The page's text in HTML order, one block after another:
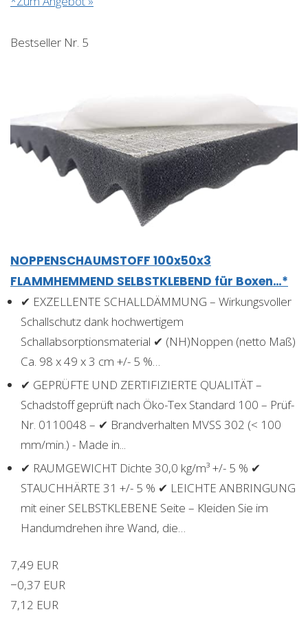
Bestseller Nr. 5
NOPPENSCHAUMSTOFF 100x50x3
FLAMMHEMMEND SELBSTKLEBEND für Boxen…*
✔ EXZELLENTE SCHALLDÄMMUNG – Wirkungsvoller
Schallschutz dank hochwertigem
Schallabsorptionsmaterial ✔ (NH)Noppen (netto Maß)
Ca. 98 x 49 x 3 cm +/- 5 %…
✔ GEPRÜFTE UND ZERTIFIZIERTE QUALITÄT –
Schadstoff geprüft nach Öko-Tex Standard 100 – Prüf-
Nr. 0110048 – ✔ Brandverhalten MVSS 302 (< 100
mm/min.) - Made in...
✔ RAUMGEWICHT Dichte 30,0 kg/m³ +/- 5 % ✔
STAUCHHÄRTE 31 +/- 5 % ✔ LEICHTE ANBRINGUNG
mit einer SELBSTKLEBENE Seite – Kleiden Sie im
Handumdrehen ihre Wand, die…
7,49 EUR
−0,37 EUR
7,12 EUR